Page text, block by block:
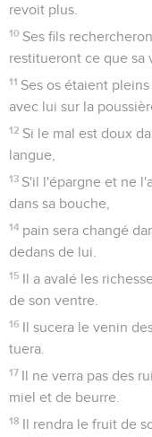
revoit plus.
10 Ses fils
restitueront ce que sa
11 Ses os étaient
avec lui sur la
12 Si le mal est doux
langue,
13 S'il l'épargne et ne
dans sa bouche,
14 pain sera changé
dedans de lui.
15 Il a avalé les
de son ventre.
16 Il sucera le venin
tuera.
17 Il ne verra pas des
miel et de beurre.
18 Il rendra le fruit de